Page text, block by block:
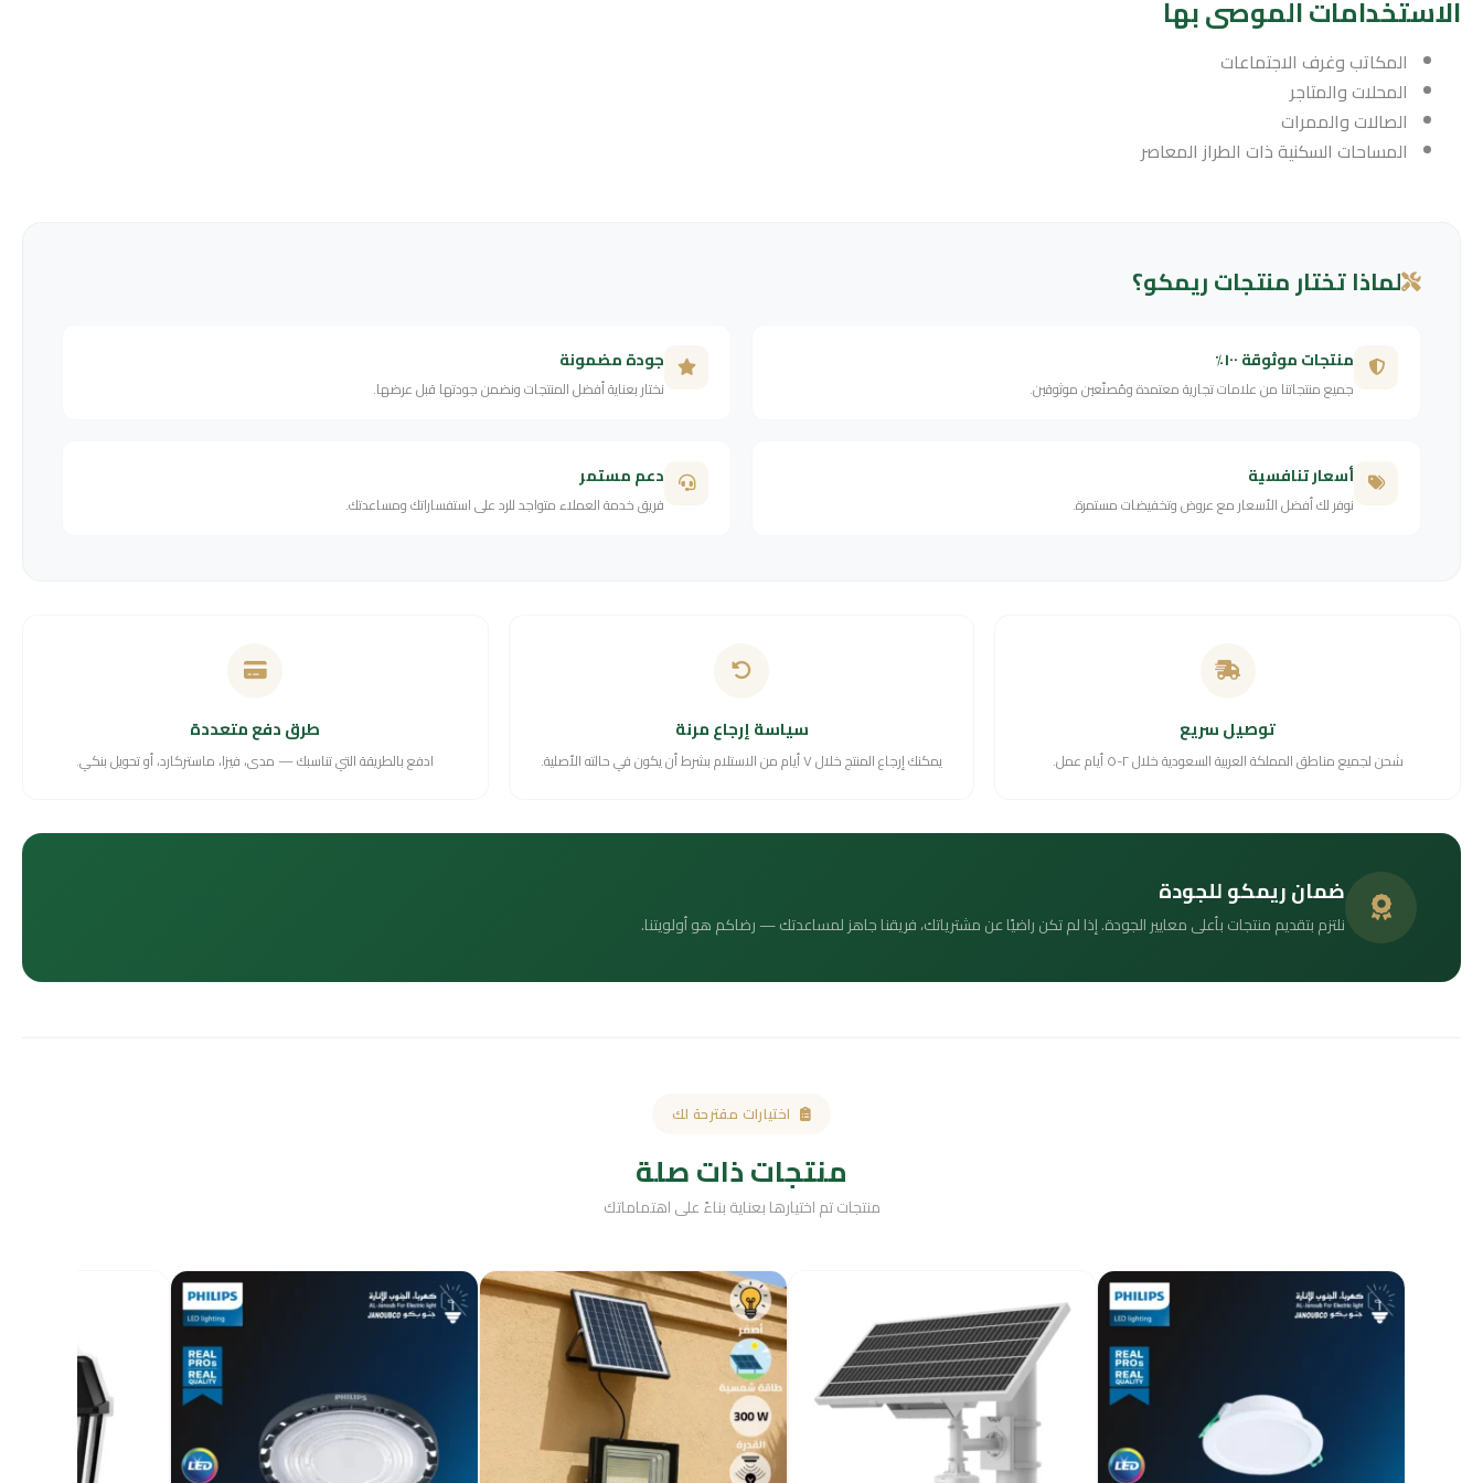
الاستخدامات الموصى بها
المكاتب وغرف الاجتماعات
المحلات والمتاجر
الصالات والممرات
المساحات السكنية ذات الطراز المعاصر
لماذا تختار منتجات ريمكو؟
منتجات موثوقة ١٠٠٪
جميع منتجاتنا من علامات تجارية معتمدة ومُصنّعين موثوقين.
جودة مضمونة
نختار بعناية أفضل المنتجات ونضمن جودتها قبل عرضها.
أسعار تنافسية
نوفر لك أفضل الأسعار مع عروض وتخفيضات مستمرة.
دعم مستمر
فريق خدمة العملاء متواجد للرد على استفساراتك ومساعدتك.
توصيل سريع
شحن لجميع مناطق المملكة العربية السعودية خلال ٢-٥ أيام عمل.
سياسة إرجاع مرنة
يمكنك إرجاع المنتج خلال ٧ أيام من الاستلام بشرط أن يكون في حالته الأصلية.
طرق دفع متعددة
ادفع بالطريقة التي تناسبك — مدى، فيزا، ماستركارد، أو تحويل بنكي.
ضمان ريمكو للجودة
نلتزم بتقديم منتجات بأعلى معايير الجودة. إذا لم تكن راضيًا عن مشترياتك، فريقنا جاهز لمساعدتك — رضاكم هو أولويتنا.
اختيارات مقترحة لك
منتجات ذات صلة
منتجات تم اختيارها بعناية بناءً على اهتماماتك